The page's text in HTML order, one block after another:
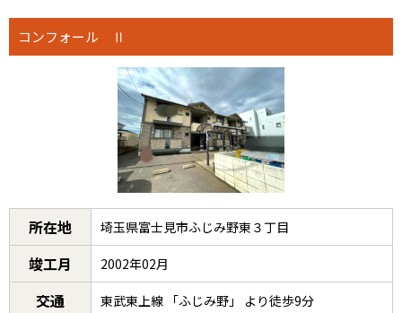
コンフォール Ⅱ
所在地 埼玉県富士見市ふじみ野東３丁目
竣工月 2002年02月
交通 東武東上線 「ふじみ野」 より徒歩9分